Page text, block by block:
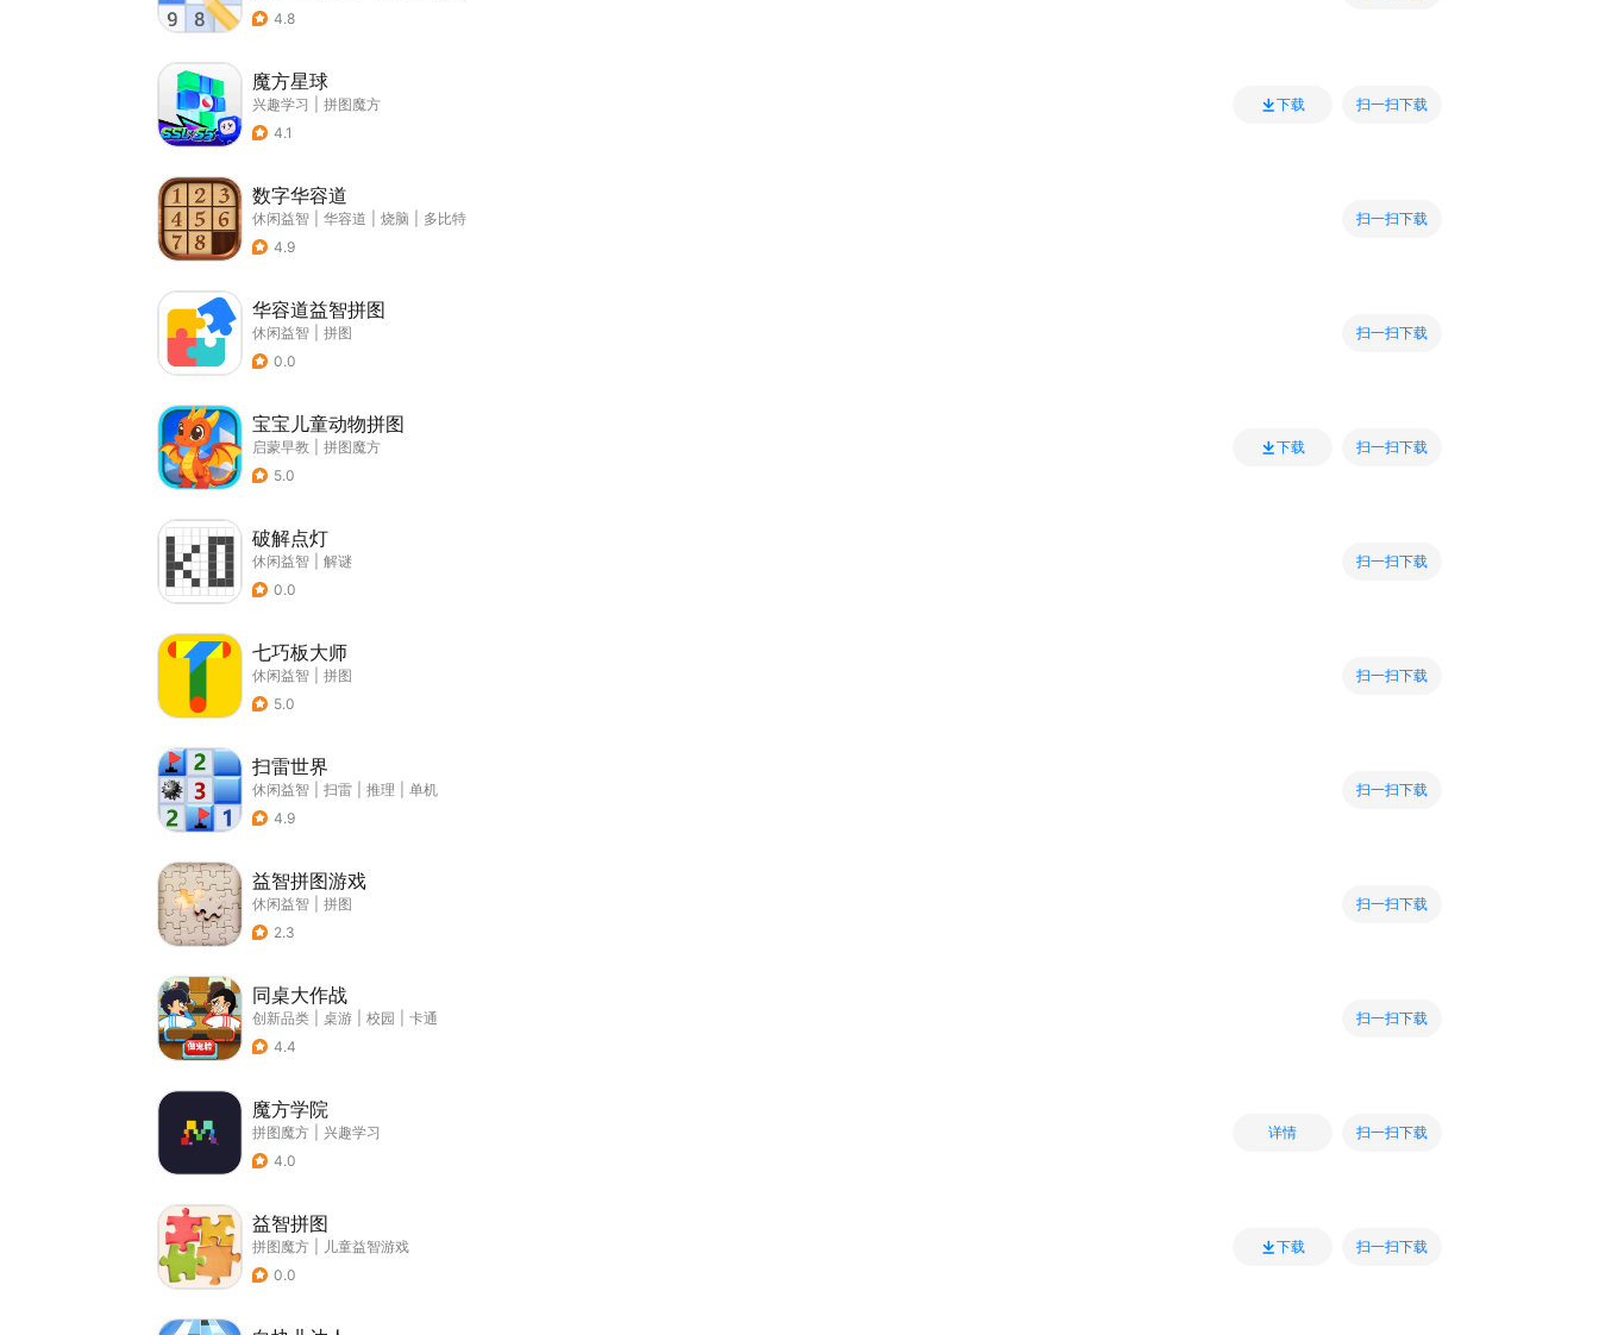
4.8
魔方星球
兴趣学习
拼图魔方
4.1
下载 扫一扫下载
数字华容道
休闲益智 华容道 烧脑
多比特
4.9
扫一扫下载
华容道益智拼图
休闲益智
拼图
0.0
扫一扫下载
宝宝儿童动物拼图
启蒙早教
拼图魔方
5.0
下载 扫一扫下载
破解点灯
休闲益智
解谜
0.0
扫一扫下载
七巧板大师
休闲益智
拼图
5.0
扫一扫下载
扫雷世界
休闲益智 扫雷 推理
单机
4.9
扫一扫下载
益智拼图游戏
休闲益智
拼图
2.3
扫一扫下载
同桌大作战
创新品类 桌游 校园
卡通
4.4
扫一扫下载
魔方学院
拼图魔方
兴趣学习
4.0
详情 扫一扫下载
益智拼图
拼图魔方
儿童益智游戏
0.0
下载 扫一扫下载